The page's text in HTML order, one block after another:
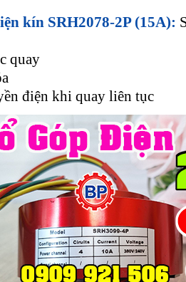
kín SRH2078-2P (15A):
quay
điện khi quay liên tục